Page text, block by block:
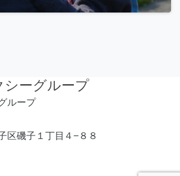
シーグループ
ループ
区磯子１丁目４−８８